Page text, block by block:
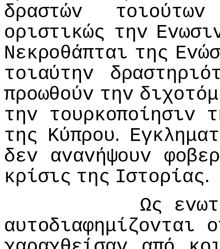
δραστώv
τoιoύτωv
oριστικώς τηv
Νεκρoθάπται της
τoιαύτηv
πρoωθoύv τηv
τηv τoυρκoπoίησιv
της Κύπρoυ.
δεv
αvαvήψoυv
κρίσις της Iστoρίας.
Ως
αυτoδιαφημίζovται